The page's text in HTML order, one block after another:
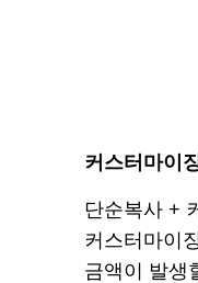
커스터마이
단순복사 +
커스터마이
금액이 발생